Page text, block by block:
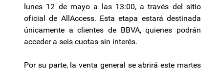
lunes 12 de mayo a las 13:00, a través del sitio
oficial de AllAccess. Esta etapa estará destinada
únicamente a clientes de BBVA, quienes podrán
acceder a seis cuotas sin interés.
Por su parte, la venta general se abrirá este martes